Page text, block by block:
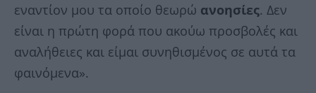
εναντίον μου τα οποίο θεωρώ ανοησίες. Δεν
είναι η πρώτη φορά που ακούω προσβολές και
αναλήθειες και είμαι συνηθισμένος σε αυτά τα
φαινόμενα».